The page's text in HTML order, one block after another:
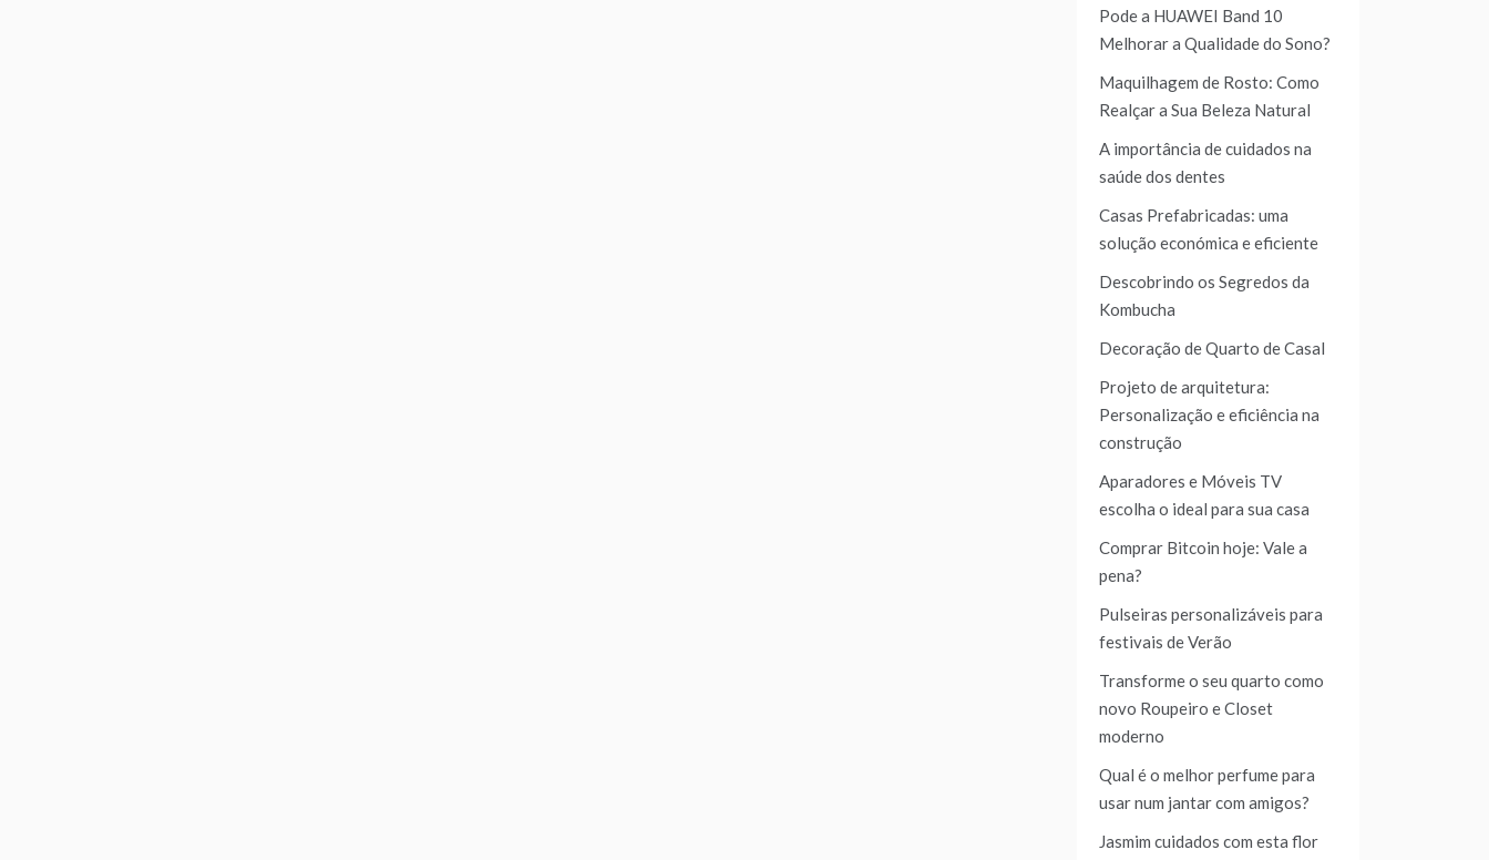
Pode a HUAWEI Band 10
Melhorar a Qualidade do Sono?
Maquilhagem de Rosto: Como
Realçar a Sua Beleza Natural
A importância de cuidados na
saúde dos dentes
Casas Prefabricadas: uma
solução económica e eficiente
Descobrindo os Segredos da
Kombucha
Decoração de Quarto de Casal
Projeto de arquitetura:
Personalização e eficiência na
construção
Aparadores e Móveis TV
escolha o ideal para sua casa
Comprar Bitcoin hoje: Vale a
pena?
Pulseiras personalizáveis para
festivais de Verão
Transforme o seu quarto como
novo Roupeiro e Closet
moderno
Qual é o melhor perfume para
usar num jantar com amigos?
Jasmim cuidados com esta flor